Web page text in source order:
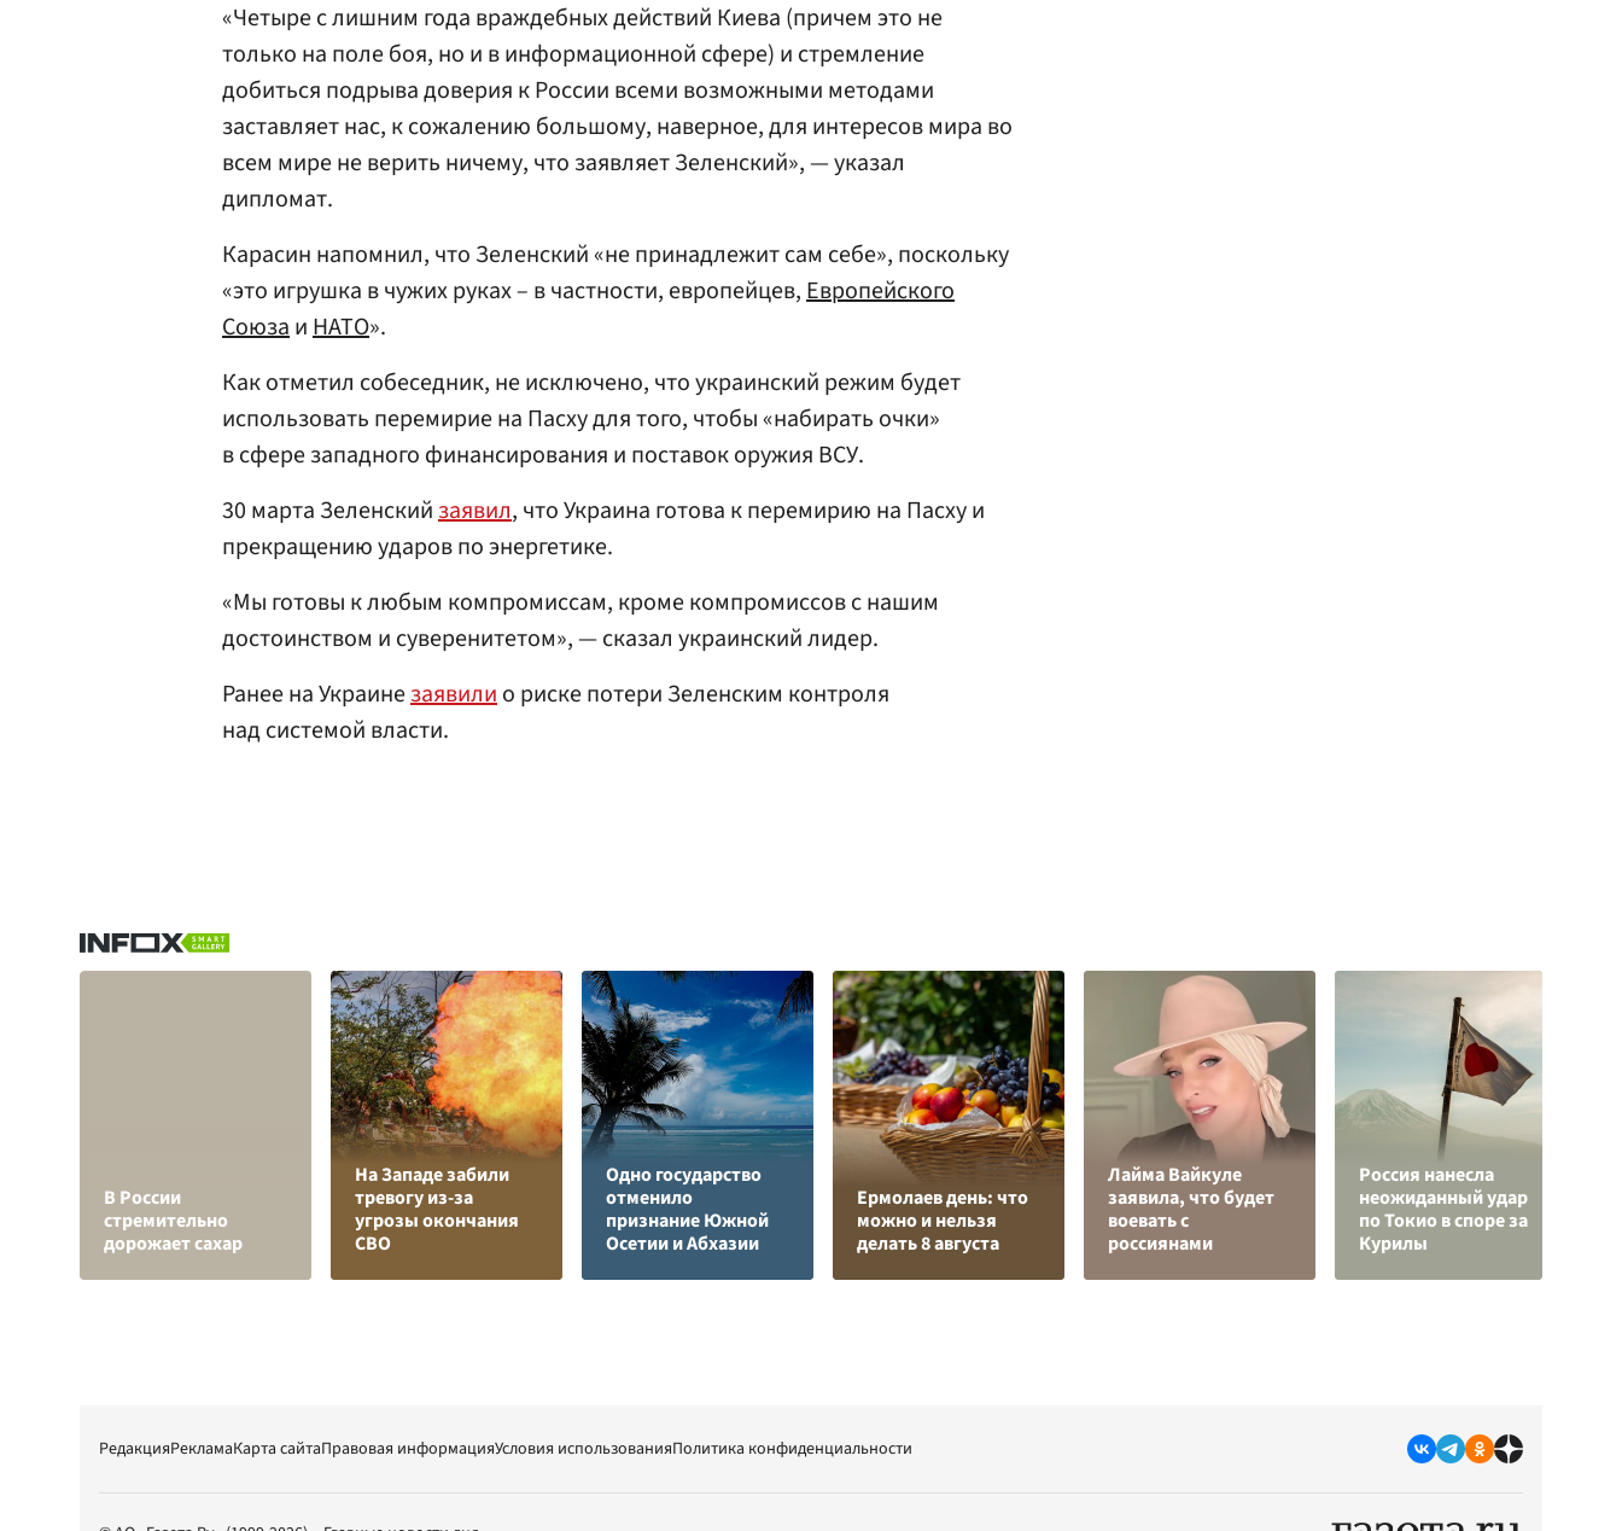
«Четыре с лишним года враждебных действий Киева (причем это не
только на поле боя, но и в информационной сфере) и стремление
добиться подрыва доверия к России всеми возможными методами
заставляет нас, к сожалению большому, наверное, для интересов мира во
всем мире не верить ничему, что заявляет Зеленский», — указал
дипломат.
Карасин напомнил, что Зеленский «не принадлежит сам себе», поскольку
«это игрушка в чужих руках – в частности, европейцев,Европейского
СоюзаиНАТО».
Как отметил собеседник, не исключено, что украинский режим будет
использовать перемирие на Пасху для того, чтобы «набирать очки»
в сфере западного финансирования и поставок оружия ВСУ.
30 марта Зеленскийзаявил, что Украина готова к перемирию на Пасху и
прекращению ударов по энергетике.
«Мы готовы к любым компромиссам, кроме компромиссов с нашим
достоинством и суверенитетом», — сказал украинский лидер.
Ранее на Украинезаявилио риске потери Зеленским контроля
над системой власти.
В России
стремительно
дорожает сахар
На Западе забили
тревогу из-за
угрозы окончания
СВО
Одно государство
отменило
признание Южной
Осетии и Абхазии
Ермолаев день: что
можно и нельзя
делать 8 августа
Лайма Вайкуле
заявила, что будет
воевать с
россиянами
Россия нанесла
неожиданный удар
по Токио в споре за
Курилы
РедакцияРекламаКарта сайтаПравовая информацияУсловия использованияПолитика конфиденциальности